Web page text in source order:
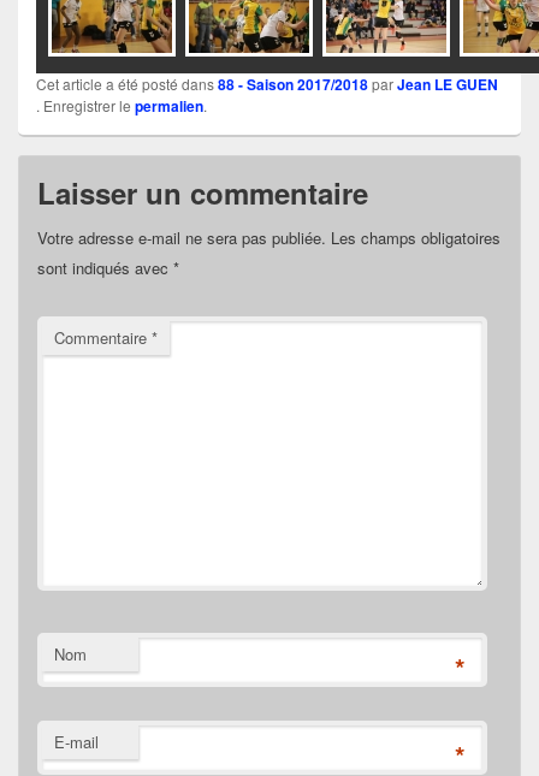
Cet article a été posté dans88 - Saison 2017/2018parJean LE GUEN
. Enregistrer le permalien.
Laisser un commentaire
Votre adresse e-mail ne sera pas publiée. Les champs obligatoires
sont indiqués avec *
Commentaire *
Nom *
E-mail *